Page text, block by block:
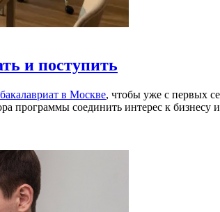
и поступить
бакалавриат в Москве, чтобы уже с первых
программы соединить интерес к